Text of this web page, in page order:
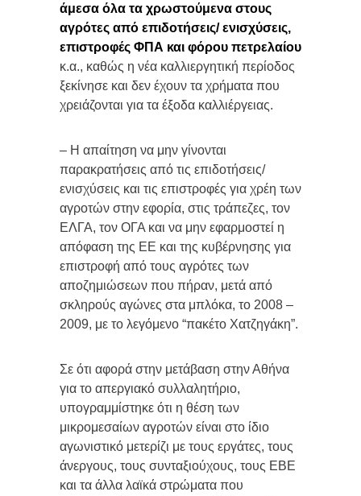
άμεσα όλα τα χρωστούμενα στους
αγρότες από επιδοτήσεις/ ενισχύσεις,
επιστροφές ΦΠΑ και φόρου πετρελαίου
κ.α., καθώς η νέα καλλιεργητική περίοδος
ξεκίνησε και δεν έχουν τα χρήματα που
χρειάζονται για τα έξοδα καλλιέργειας.
– Η απαίτηση να μην γίνονται
παρακρατήσεις από τις επιδοτήσεις/
ενισχύσεις και τις επιστροφές για χρέη των
αγροτών στην εφορία, στις τράπεζες, τον
ΕΛΓΑ, τον ΟΓΑ και να μην εφαρμοστεί η
απόφαση της ΕΕ και της κυβέρνησης για
επιστροφή από τους αγρότες των
αποζημιώσεων που πήραν, μετά από
σκληρούς αγώνες στα μπλόκα, το 2008 –
2009, με το λεγόμενο “πακέτο Χατζηγάκη”.
Σε ότι αφορά στην μετάβαση στην Αθήνα
για το απεργιακό συλλαλητήριο,
υπογραμμίστηκε ότι η θέση των
μικρομεσαίων αγροτών είναι στο ίδιο
αγωνιστικό μετερίζι με τους εργάτες, τους
άνεργους, τους συνταξιούχους, τους ΕΒΕ
και τα άλλα λαϊκά στρώματα που